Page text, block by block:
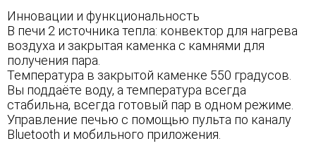
Инновации и функциональность
В печи 2 источника тепла: конвектор для нагрева
воздуха и закрытая каменка с камнями для
получения пара.
Температура в закрытой каменке 550 градусов.
Вы поддаёте воду, а температура всегда
стабильна, всегда готовый пар в одном режиме.
Управление печью с помощью пульта по каналу
Bluetooth и мобильного приложения.